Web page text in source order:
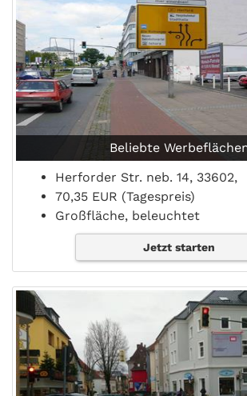
Beliebte
Herforder Str. neb. 14, 33602,
70,35 EUR (Tagespreis)
Großfläche, beleuchtet
Jetzt starten